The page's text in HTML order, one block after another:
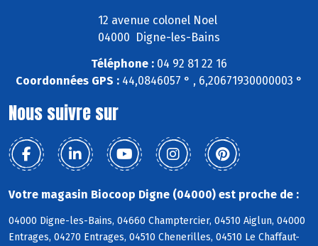
12 avenue colonel Noel
04000 Digne-les-Bains
Téléphone : 04 92 81 22 16
Coordonnées GPS : 44,0846057 ° , 6,20671930000003 °
Nous suivre sur
Votre magasin Biocoop Digne (04000) est proche de :
04000 Digne-les-Bains, 04660 Champtercier, 04510 Aiglun, 04000
Entrages, 04270 Entrages, 04510 Chenerilles, 04510 Le Chaffaut-